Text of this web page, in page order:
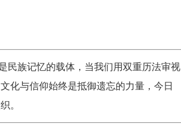
民族记忆的载体，当我们用双重历法审视
化与信仰始终是抵御遗忘的力量，今日
。